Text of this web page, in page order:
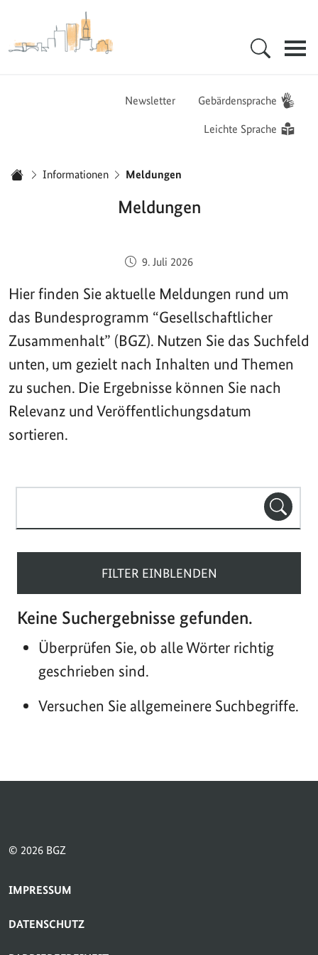
Zur Startseite - BGZ - Bundesamt für Migration und Flüchtlinge
Newsletter Gebärdensprache
Leichte Sprache
Informationen Meldungen
Meldungen
Veröffentlicht am:
9. Juli 2026
Hier finden Sie aktuelle Meldungen rund um
das Bundesprogramm “Gesellschaftlicher
Zusammenhalt” (BGZ). Nutzen Sie das Suchfeld
unten, um gezielt nach Inhalten und Themen
zu suchen. Die Ergebnisse können Sie nach
Relevanz und Veröffentlichungsdatum
sortieren.
FILTER EINBLENDEN
Keine Suchergebnisse gefunden.
Überprüfen Sie, ob alle Wörter richtig
geschrieben sind.
Versuchen Sie allgemeinere Suchbegriffe.
© 2026 BGZ
SERVICE-NAVIGATION FUSSBEREICH
IMPRESSUM
DATENSCHUTZ